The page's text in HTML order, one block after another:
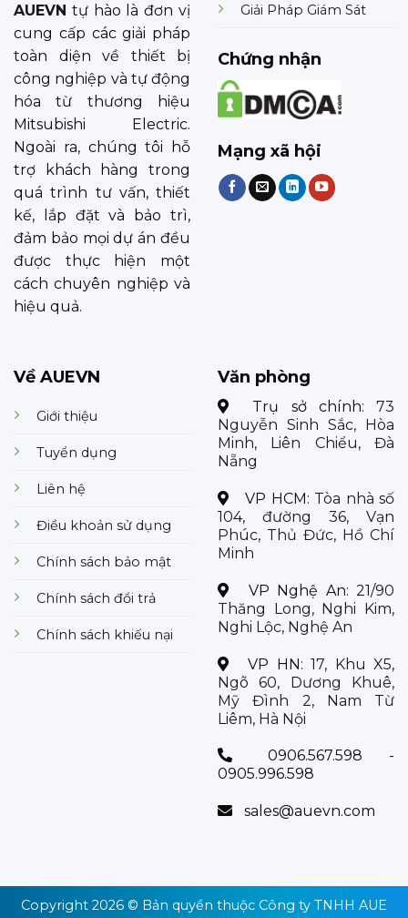
AUEVN tự hào là đơn vị
cung cấp các giải pháp
toàn diện về thiết bị
công nghiệp và tự động
hóa từ thương hiệu
Mitsubishi Electric.
Ngoài ra, chúng tôi hỗ
trợ khách hàng trong
quá trình tư vấn, thiết
kế, lắp đặt và bảo trì,
đảm bảo mọi dự án đều
được thực hiện một
cách chuyên nghiệp và
hiệu quả.
Giải Pháp Giám Sát
Chứng nhận
Mạng xã hội
Về AUEVN
Giới thiệu
Tuyển dụng
Liên hệ
Điều khoản sử dụng
Chính sách bảo mật
Chính sách đổi trả
Chính sách khiếu nại
Văn phòng
Trụ sở chính: 73
Nguyễn Sinh Sắc, Hòa
Minh, Liên Chiểu, Đà
Nẵng
VP HCM: Tòa nhà số
104, đường 36, Vạn
Phúc, Thủ Đức, Hồ Chí
Minh
VP Nghệ An: 21/90
Thăng Long, Nghi Kim,
Nghi Lộc, Nghệ An
VP HN:17, Khu X5,
Ngõ 60, Dương Khuê,
Mỹ Đình 2, Nam Từ
Liêm, Hà Nội
0906.567.598 -
0905.996.598
sales@auevn.com
Copyright 2026 © Bản quyền thuộc Công ty TNHH AUE